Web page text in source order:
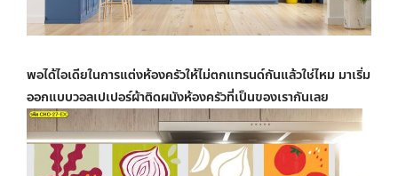
พอได้ไอเดียในการแต่งห้องครัวให้ไม่ตกแทรนด์กันแล้วใช่ไหม มาเริ่ม
ออกแบบวอลเปเปอร์ผ้าติดผนังห้องครัวที่เป็นของเรากันเลย